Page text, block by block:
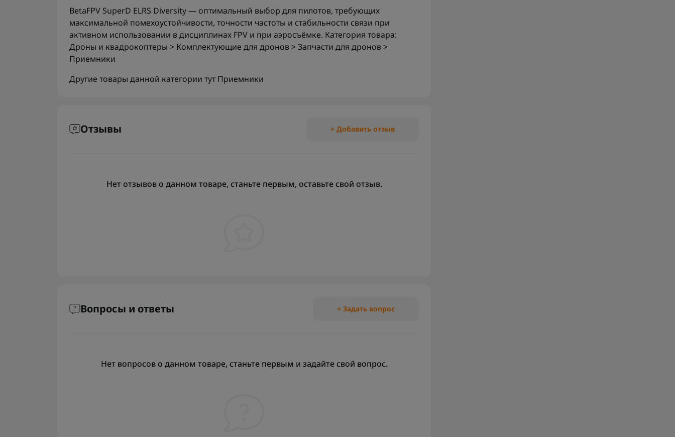
BetaFPV SuperD ELRS Diversity — оптимальный выбор для пилотов, требующих
максимальной помехоустойчивости, точности частоты и стабильности связи при
активном использовании в дисциплинах FPV и при аэросъёмке. Категория товара:
Дроны и квадрокоптеры > Комплектующие для дронов > Запчасти для дронов >
Приемники
Другие товары данной категории тут Приемники
Отзывы + Добавить отзыв
Нет отзывов о данном товаре, станьте первым, оставьте свой отзыв.
Вопросы и ответы + Задать вопрос
Нет вопросов о данном товаре, станьте первым и задайте свой вопрос.